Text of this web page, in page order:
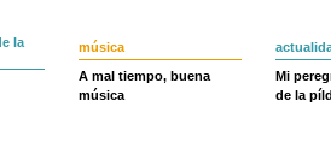
música
A mal tiempo, buena
música
Mi
de la